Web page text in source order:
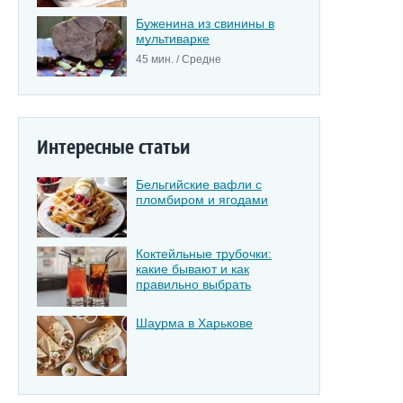
Буженина из свинины в
мультиварке
45 мин. / Средне
Интересные статьи
Бельгийские вафли с
пломбиром и ягодами
Коктейльные трубочки:
какие бывают и как
правильно выбрать
Шаурма в Харькове